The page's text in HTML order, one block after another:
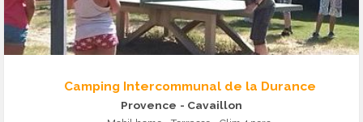
Camping Intercommunal de la Durance
Provence - Cavaillon